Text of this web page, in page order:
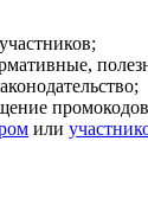
или